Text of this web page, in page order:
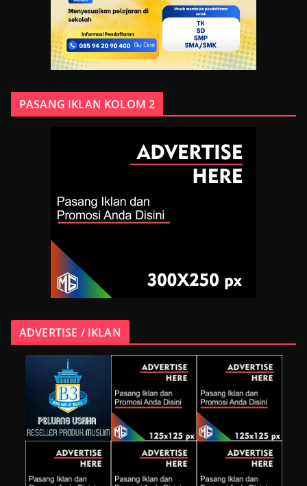
PASANG IKLAN KOLOM 2
ADVERTISE / IKLAN